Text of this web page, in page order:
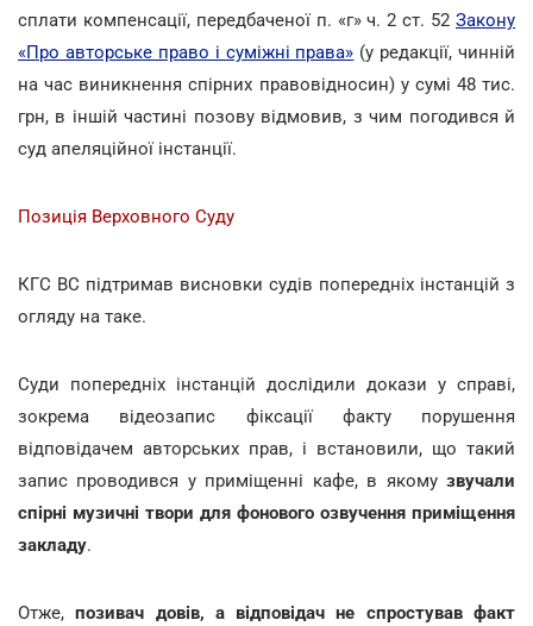
сплати компенсації, передбаченої п. «г» ч. 2 ст. 52 Закону
«Про авторське право і суміжні права» (у редакції, чинній
на час виникнення спірних правовідносин) у сумі 48 тис.
грн, в іншій частині позову відмовив, з чим погодився й
суд апеляційної інстанції.
Позиція Верховного Суду
КГС ВС підтримав висновки судів попередніх інстанцій з
огляду на таке.
Суди попередніх інстанцій дослідили докази у справі,
зокрема відеозапис фіксації факту порушення
відповідачем авторських прав, і встановили, що такий
запис проводився у приміщенні кафе, в якому звучали
спірні музичні твори для фонового озвучення приміщення
закладу.
Отже,позивач довів, а відповідач не спростував факт